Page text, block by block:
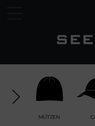
MÜTZEN